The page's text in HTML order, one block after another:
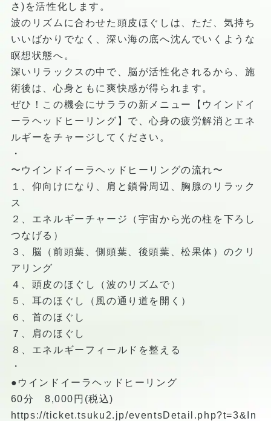
さ)を活性化します。
波のリズムに合わせた頭皮ほぐしは、ただ、気持ち
いいばかりでなく、深い海の底へ沈んでいくような
瞑想状態へ。
深いリラックスの中で、脳が活性化されるから、施
術後は、心身ともに爽快感が得られます。
ぜひ！この機会にサララの新メニュー【ウインドイ
ーラヘッドヒーリング】で、心身の疲労解消とエネ
ルギーをチャージしてください。
・
〜ウインドイーラヘッドヒーリングの流れ〜
１、仰向けになり、肩と鎖骨周辺、胸腺のリラック
ス
２、エネルギーチャージ（宇宙から光の柱を下ろし
つなげる）
３、脳（前頭葉、側頭葉、後頭葉、松果体）のクリ
アリング
４、頭皮のほぐし（波のリズムで）
５、耳のほぐし（風の通り道を開く）
６、首のほぐし
７、肩のほぐし
８、エネルギーフィールドを整える
・
●ウインドイーラヘッドヒーリング
60分 8,000円(税込)
https://ticket.tsuku2.jp/eventsDetail.php?t=3&In